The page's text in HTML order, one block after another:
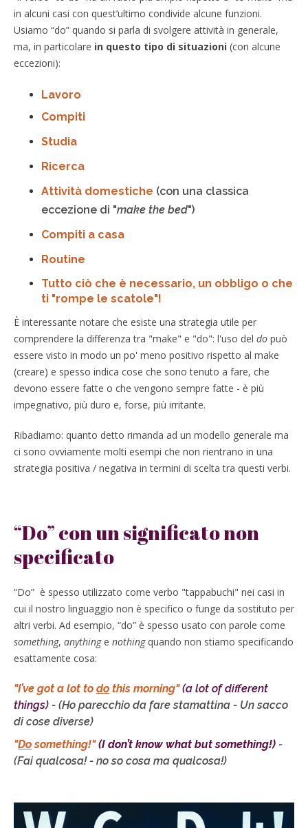
in alcuni casi con quest’ultimo condivide alcune funzioni.
Usiamo “do” quando si parla di svolgere attività in generale,
ma, in particolare in questo tipo di situazioni (con alcune
eccezioni):
Lavoro
Compiti
Studia
Ricerca
Attività domestiche (con una classica
eccezione di "make the bed")
Compiti a casa
Routine
Tutto ciò che è necessario, un obbligo o che
ti "rompe le scatole"!
È interessante notare che esiste una strategia utile per
comprendere la differenza tra "make" e "do": l'uso del do può
essere visto in modo un po' meno positivo rispetto al make
(creare) e spesso indica cose che sono tenuto a fare, che
devono essere fatte o che vengono sempre fatte - è più
impegnativo, più duro e, forse, più irritante.
Ribadiamo: quanto detto rimanda ad un modello generale ma
ci sono ovviamente molti esempi che non rientrano in una
strategia positiva / negativa in termini di scelta tra questi verbi.
“Do” con un significato non
specificato
“Do” è spesso utilizzato come verbo "tappabuchi" nei casi in
cui il nostro linguaggio non è specifico o funge da sostituto per
altri verbi. Ad esempio, “do” è spesso usato con parole come
something, anythinge nothingquando non stiamo specificando
esattamente cosa:
"I’ve got a lot to do this morning"(a lot of different
things) - (Ho parecchio da fare stamattina - Un sacco
di cose diverse)
"Dosomething!"(I don’t know what but something!) -
(Fai qualcosa! - no so cosa ma qualcosa!)